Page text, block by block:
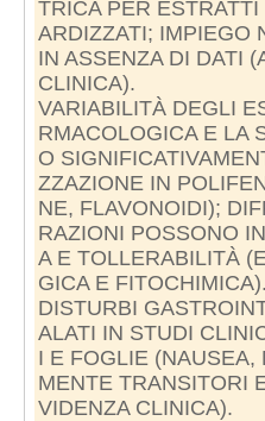
TRICA PER
ARDIZZATI; IMPIEGO
IN ASSENZA DI DATI
CLINICA).
VARIABILITÀ DEGLI
RMACOLOGICA E LA
O
ZZAZIONE IN
NE, FLAVONOIDI);
RAZIONI POSSONO
A E TOLLERABILITÀ
GICA E FITOCHIMICA).
DISTURBI
ALATI IN STUDI
I E FOGLIE (NAUSEA,
MENTE TRANSITORI
VIDENZA CLINICA).